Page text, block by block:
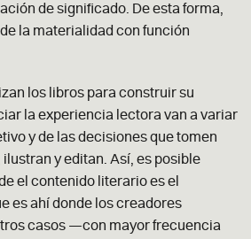
de significado. De esta forma,
la materialidad con función
los libros para construir su
la experiencia lectora van a variar
y de las decisiones que tomen
y editan. Así, es posible
el contenido literario es el
es ahí donde los creadores
casos —con mayor frecuencia